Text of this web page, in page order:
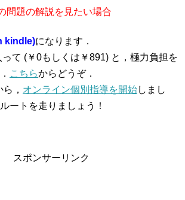
問題の解説を見たい場合
kindle)になります．
て (￥0もしくは￥891) と，極力負担を
こちらからどうぞ．
， オンライン個別指導を開始しまし
ートを走りましょう！
スポンサーリンク